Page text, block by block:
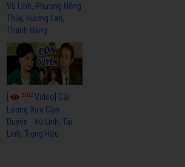
Vũ Linh, Phương Hồng
Thủy, Hương Lan,
Thanh Hằng
3602Video] Cải
Lương Xưa Còn
Duyên - Vũ Linh, Tài
Linh, Trọng Hữu